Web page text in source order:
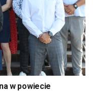
w powiecie